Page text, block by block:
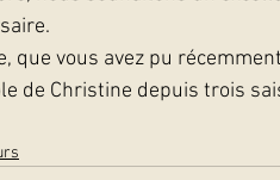
que vous avez pu
de Christine depuis trois